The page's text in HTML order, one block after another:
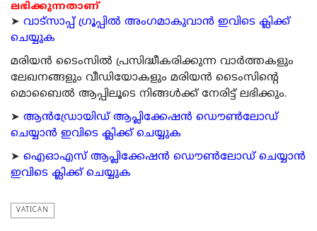
ലഭിക്കുന്നതാണ്
➤ വാട്സാപ്പ് ഗ്രൂപ്പിൽ അംഗമാകുവാൻ ഇവിടെ ക്ലിക്ക്
ചെയ്യുക
മരിയന്‍ ടൈംസില്‍ പ്രസിദ്ധീകരിക്കുന്ന വാര്‍ത്തകളും
ലേഖനങ്ങളും വീഡിയോകളും മരിയന്‍ ടൈംസിന്റെ
മൊബൈല്‍ ആപ്പിലൂടെ നിങ്ങള്‍ക്ക് നേരിട്ട് ലഭിക്കും.
➤ ആന്‍ഡ്രോയിഡ് ആപ്ലിക്കേഷന്‍ ഡൌണ്‍ലോഡ്
ചെയ്യാന്‍ ഇവിടെ ക്ലിക്ക് ചെയ്യുക
➤ ഐഓഎസ് ആപ്ലിക്കേഷന്‍ ഡൌണ്‍ലോഡ് ചെയ്യാന്‍
ഇവിടെ ക്ലിക്ക് ചെയ്യുക
VATICAN